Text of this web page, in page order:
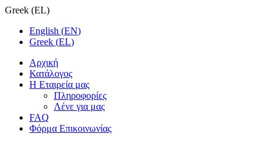
Greek (EL)
English (EN)
Greek (EL)
Αρχική
Κατάλογος
Η Εταιρεία μας
Πληροφορίες
Λένε για μας
FAQ
Φόρμα Επικοινωνίας